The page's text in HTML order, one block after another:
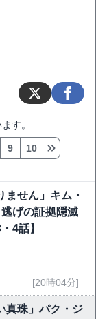
す。
9 10
ません」キム・
げの証拠隠滅
4話】
[20時04分]
真珠」パク・ジ